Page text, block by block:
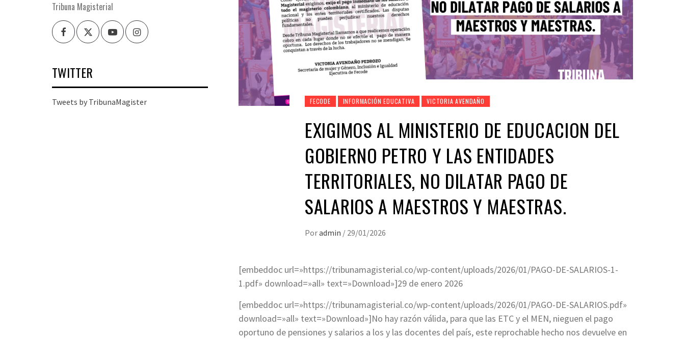
FECODE INFORMACIÓN EDUCATIVA VICTORIA AVENDAÑO
EXIGIMOS AL MINISTERIO DE EDUCACION DEL
GOBIERNO PETRO Y LAS ENTIDADES
TERRITORIALES, NO DILATAR PAGO DE
SALARIOS A MAESTROS Y MAESTRAS.
Poradmin / 29/01/2026
[embeddoc url=»https://tribunamagisterial.co/wp-content/uploads/2026/01/PAGO-DE-SALARIOS-1-
1.pdf» download=»all» text=»Download»]29 de enero 2026
[embeddoc url=»https://tribunamagisterial.co/wp-content/uploads/2026/01/PAGO-DE-SALARIOS.pdf»
download=»all» text=»Download»]No hay razón válida, para que las ETC y el MEN, nieguen el pago
oportuno de pensiones y salarios a los y las docentes del país, este reprochable hecho nos devuelve en
Tribuna Magisterial
FacebookTwitterYoutubeInstagram
TWITTER
Tweets by TribunaMagister